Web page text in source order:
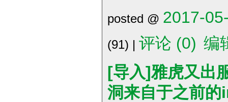
posted @ 2017-
(91) | 评论 (0) 编
[导入]雅虎又出
洞来自于之前